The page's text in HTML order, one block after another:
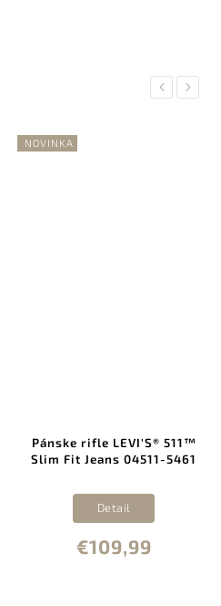
Previous
NOVINKA
Pánske rifle LEVI'S® 511™
Slim Fit Jeans 04511-5461
€109,99
Detail
Next